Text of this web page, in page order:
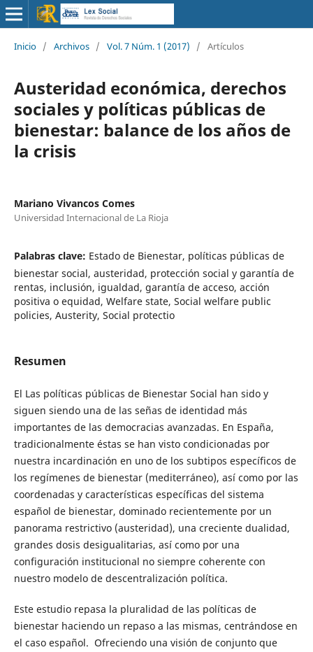
Inicio / Archivos / Vol. 7 Núm. 1 (2017) / Artículos
Austeridad económica, derechos
sociales y políticas públicas de
bienestar: balance de los años de
la crisis
Mariano Vivancos Comes
Universidad Internacional de La Rioja
Palabras clave: Estado de Bienestar, políticas públicas de
bienestar social, austeridad, protección social y garantía de
rentas, inclusión, igualdad, garantía de acceso, acción
positiva o equidad, Welfare state, Social welfare public
policies, Austerity, Social protectio
Resumen
El Las políticas públicas de Bienestar Social han sido y
siguen siendo una de las señas de identidad más
importantes de las democracias avanzadas. En España,
tradicionalmente éstas se han visto condicionadas por
nuestra incardinación en uno de los subtipos específicos de
los regímenes de bienestar (mediterráneo), así como por las
coordenadas y características específicas del sistema
español de bienestar, dominado recientemente por un
panorama restrictivo (austeridad), una creciente dualidad,
grandes dosis desigualitarias, así como por una
configuración institucional no siempre coherente con
nuestro modelo de descentralización política.
Este estudio repasa la pluralidad de las políticas de
bienestar haciendo un repaso a las mismas, centrándose en
el caso español. Ofreciendo una visión de conjunto que